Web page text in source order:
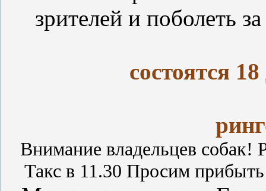
зрителей и поболеть
состоятся
Внимание владельцев собак!
Такс в 11.30 Просим прибыть